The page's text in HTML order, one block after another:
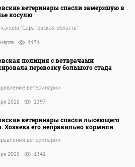
ветеринары спасли замерзшую в
косулю
"Саратовская область"
1151
полиция с ветврачами
перевозку большого стада
ветеринарии
2025 1397
ветеринары спасли лысеющего
Хозяева его неправильно кормили
ветеринарии
2025 1341